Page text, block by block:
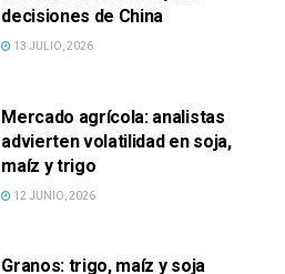
decisiones de China
13 JULIO, 2026
Mercado agrícola: analistas
advierten volatilidad en soja,
maíz y trigo
12 JUNIO, 2026
Granos: trigo, maíz y soja